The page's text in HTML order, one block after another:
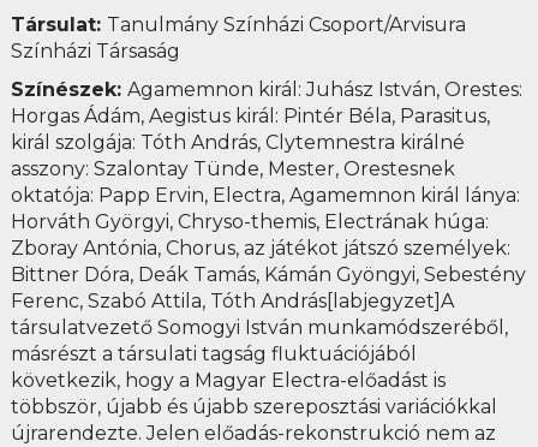
Társulat: Tanulmány Színházi Csoport/Arvisura
Színházi Társaság
Színészek: Agamemnon királ: Juhász István, Orestes:
Horgas Ádám, Aegistus királ: Pintér Béla, Parasitus,
királ szolgája: Tóth András, Clytemnestra királné
asszony: Szalontay Tünde, Mester, Orestesnek
oktatója: Papp Ervin, Electra, Agamemnon királ lánya:
Horváth Györgyi, Chryso-themis, Electrának húga:
Zboray Antónia, Chorus, az játékot játszó személyek:
Bittner Dóra, Deák Tamás, Kámán Gyöngyi, Sebestény
Ferenc, Szabó Attila, Tóth András[labjegyzet]A
társulatvezető Somogyi István munkamódszeréből,
másrészt a társulati tagság fluktuációjából
következik, hogy a Magyar Electra-előadást is
többször, újabb és újabb szereposztási variációkkal
újrarendezte. Jelen előadás-rekonstrukció nem az